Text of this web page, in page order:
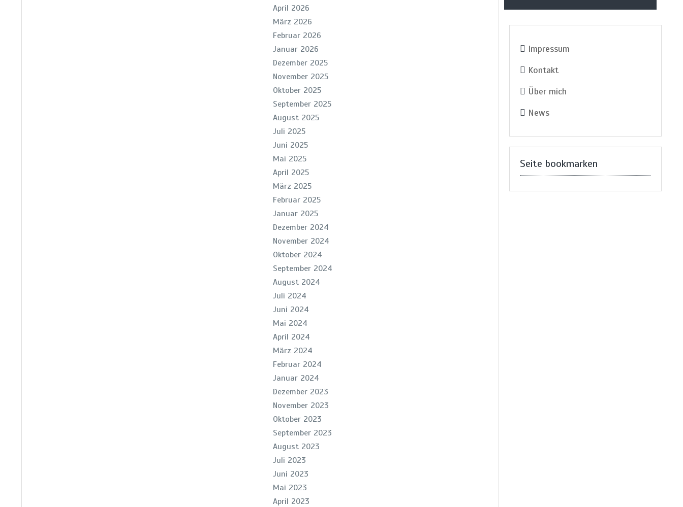
Impressum
Kontakt
Über mich
News
Seite bookmarken
April 2026
März 2026
Februar 2026
Januar 2026
Dezember 2025
November 2025
Oktober 2025
September 2025
August 2025
Juli 2025
Juni 2025
Mai 2025
April 2025
März 2025
Februar 2025
Januar 2025
Dezember 2024
November 2024
Oktober 2024
September 2024
August 2024
Juli 2024
Juni 2024
Mai 2024
April 2024
März 2024
Februar 2024
Januar 2024
Dezember 2023
November 2023
Oktober 2023
September 2023
August 2023
Juli 2023
Juni 2023
Mai 2023
April 2023